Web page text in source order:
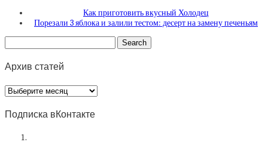
Как приготовить вкусный Холодец
Порезали 3 яблока и залили тестом: десерт на замену печеньям
Архив статей
Архив
статей
Подписка вКонтакте